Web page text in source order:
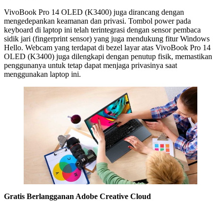
VivoBook Pro 14 OLED (K3400) juga dirancang dengan
mengedepankan keamanan dan privasi. Tombol power pada
keyboard di laptop ini telah terintegrasi dengan sensor pembaca
sidik jari (fingerprint sensor) yang juga mendukung fitur Windows
Hello. Webcam yang terdapat di bezel layar atas VivoBook Pro 14
OLED (K3400) juga dilengkapi dengan penutup fisik, memastikan
penggunanya untuk tetap dapat menjaga privasinya saat
menggunakan laptop ini.
Gratis Berlangganan Adobe Creative Cloud